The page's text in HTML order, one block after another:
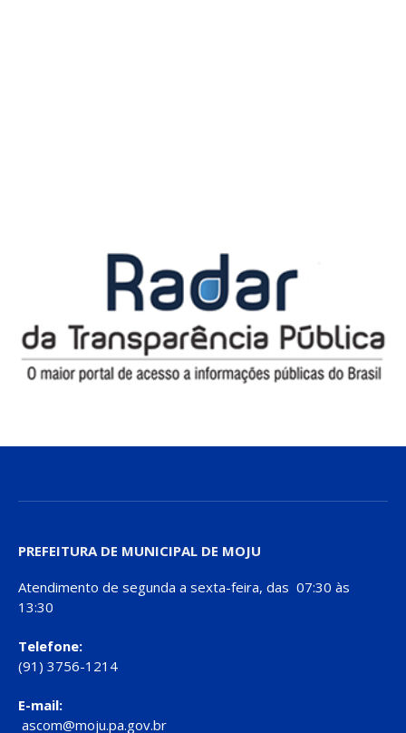
PREFEITURA DE MUNICIPAL DE MOJU
Atendimento de segunda a sexta-feira, das 07:30 às
13:30
Telefone:
(91) 3756-1214
E-mail:
ascom@moju.pa.gov.br